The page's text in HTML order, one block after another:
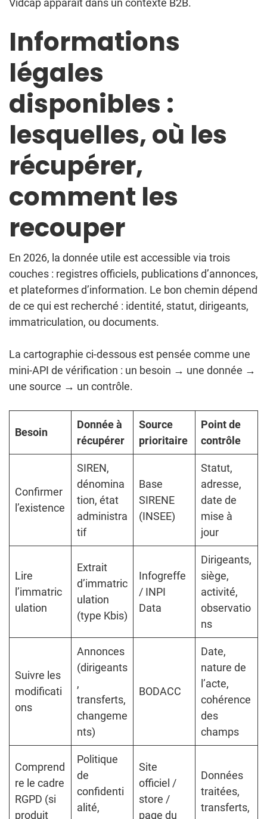
Vidcap apparaît dans un contexte B2B.
Informations
légales
disponibles :
lesquelles, où les
récupérer,
comment les
recouper
En 2026, la donnée utile est accessible via trois
couches : registres officiels, publications d’annonces,
et plateformes d’information. Le bon chemin dépend
de ce qui est recherché : identité, statut, dirigeants,
immatriculation, ou documents.
La cartographie ci-dessous est pensée comme une
mini-API de vérification : un besoin → une donnée →
une source → un contrôle.
Besoin
Donnée à
récupérer
Source
prioritaire
Point de
contrôle
Confirmer
l’existence
SIREN,
dénomina
tion, état
administra
tif
Base
SIRENE
(INSEE)
Statut,
adresse,
date de
mise à
jour
Lire
l’immatric
ulation
Extrait
d’immatric
ulation
(type Kbis)
Infogreffe
/ INPI
Data
Dirigeants,
siège,
activité,
observatio
ns
Suivre les
modificati
ons
Annonces
(dirigeants
,
transferts,
changeme
nts)
BODACC
Date,
nature de
l’acte,
cohérence
des
champs
Comprend
re le cadre
RGPD (si
produit
Politique
de
confidenti
alité,
Site
officiel /
store /
page du
Données
traitées,
transferts,